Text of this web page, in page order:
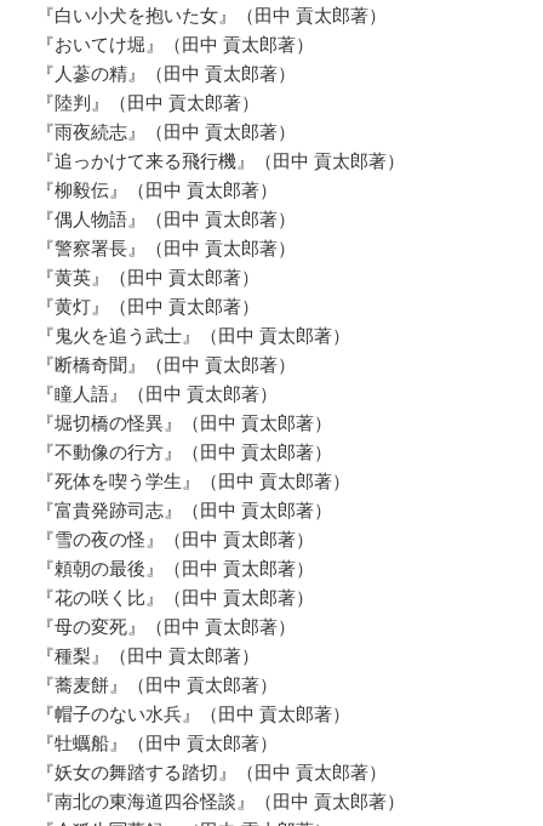
『白い小犬を抱いた女』（田中 貢太郎著）
『おいてけ堀』（田中 貢太郎著）
『人蔘の精』（田中 貢太郎著）
『陸判』（田中 貢太郎著）
『雨夜続志』（田中 貢太郎著）
『追っかけて来る飛行機』（田中 貢太郎著）
『柳毅伝』（田中 貢太郎著）
『偶人物語』（田中 貢太郎著）
『警察署長』（田中 貢太郎著）
『黄英』（田中 貢太郎著）
『黄灯』（田中 貢太郎著）
『鬼火を追う武士』（田中 貢太郎著）
『断橋奇聞』（田中 貢太郎著）
『瞳人語』（田中 貢太郎著）
『堀切橋の怪異』（田中 貢太郎著）
『不動像の行方』（田中 貢太郎著）
『死体を喫う学生』（田中 貢太郎著）
『富貴発跡司志』（田中 貢太郎著）
『雪の夜の怪』（田中 貢太郎著）
『頼朝の最後』（田中 貢太郎著）
『花の咲く比』（田中 貢太郎著）
『母の変死』（田中 貢太郎著）
『種梨』（田中 貢太郎著）
『蕎麦餅』（田中 貢太郎著）
『帽子のない水兵』（田中 貢太郎著）
『牡蠣船』（田中 貢太郎著）
『妖女の舞踏する踏切』（田中 貢太郎著）
『南北の東海道四谷怪談』（田中 貢太郎著）